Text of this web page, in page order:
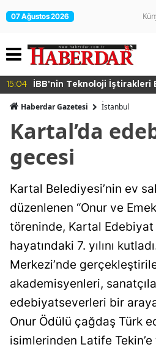
07 Ağustos 2026
15:04 İBB'nin Teknoloji
Haberdar Gazetesi İ̇stanbul
Kartal’da
gecesi
Kartal Belediyesi’nin ev
düzenlenen “Onur ve
töreninde, Kartal Edebiyat
hayatındaki 7. yılını
Merkezi’nde
akademisyenleri,
edebiyatseverleri bir
Onur Ödülü çağdaş Türk
isimlerinden Latife